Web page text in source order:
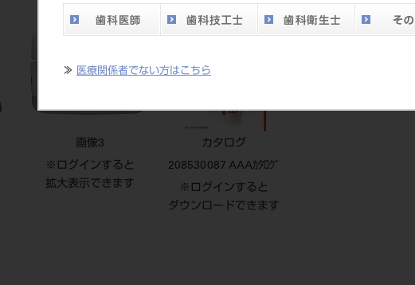
≫ 医療関係者でない方はこちら
画像3
※ログインすると
拡大表示できます
カタログ
208530087 AAAｶﾀﾛｸﾞ
※ログインすると
ダウンロードできます